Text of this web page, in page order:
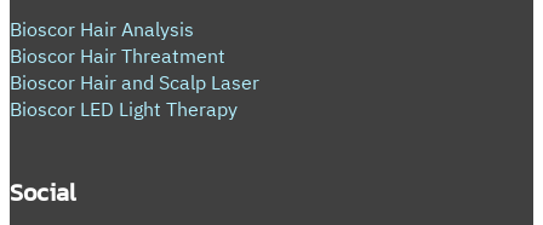
Bioscor Hair Analysis
Bioscor Hair Threatment
Bioscor Hair and Scalp Laser
Bioscor LED Light Therapy
Social